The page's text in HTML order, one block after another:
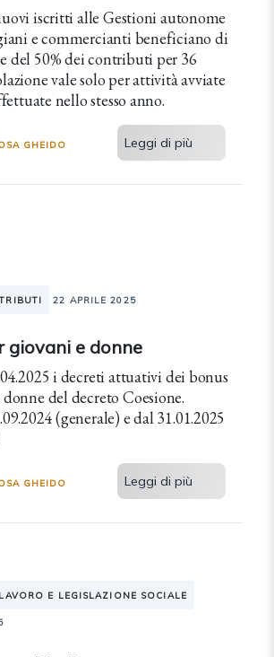
iscritti alle Gestioni autonome
e commercianti beneficiano di
del 50% dei contributi per 36
vale solo per attività avviate
nello stesso anno.
GHEIDO Leggi di più
22 APRILE 2025
giovani e donne
i decreti attuativi dei bonus
del decreto Coesione.
(generale) e dal 31.01.2025
GHEIDO Leggi di più
E LEGISLAZIONE SOCIALE